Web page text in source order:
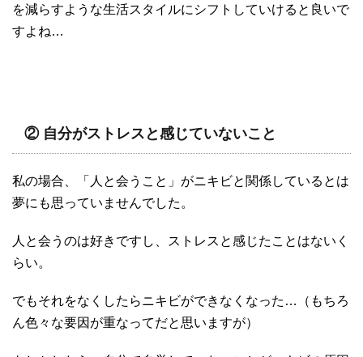
を減らすような生活スタイルにシフトしていけると良いで
すよね…
② 自分がストレスと感じていないこと
私の場合、「人と会うこと」がニキビと関係しているとは
夢にも思っていませんでした。
人と会うのは好きですし、ストレスと感じたことはないく
らい。
でもそれをなくしたらニキビができなくなった…（もちろ
ん色々な要因が重なってだと思いますが）